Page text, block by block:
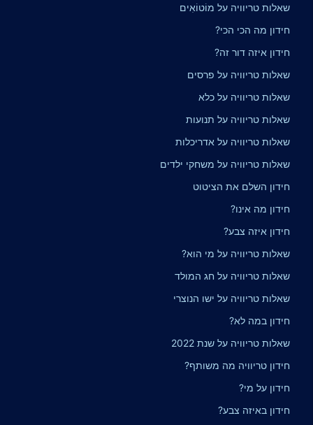
שאלות טריוויה על מוֹטוֹאִים
חידון מה הכי הכי?
חידון איזה דור זה?
שאלות טריוויה על פרסים
שאלות טריוויה על כלא
שאלות טריוויה על תנועות
שאלות טריוויה על אדריכלות
שאלות טריוויה על משחקי ילדים
חידון השלם את הציטוט
חידון מה אינו?
חידון איזה צבע?
שאלות טריוויה על מי הוא?
שאלות טריוויה על חג המולד
שאלות טריוויה על ישו הנוצרי
חידון במה לא?
שאלות טריוויה על שנת 2022
חידון טריוויה מה משותף?
חידון על מי?
חידון באיזה צבע?